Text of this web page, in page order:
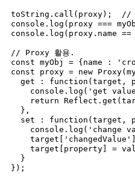
toString.call(proxy);  //
console.log(proxy ===
console.log(proxy.name
// Proxy 활용.
const myObj = {name :
const proxy = new
});